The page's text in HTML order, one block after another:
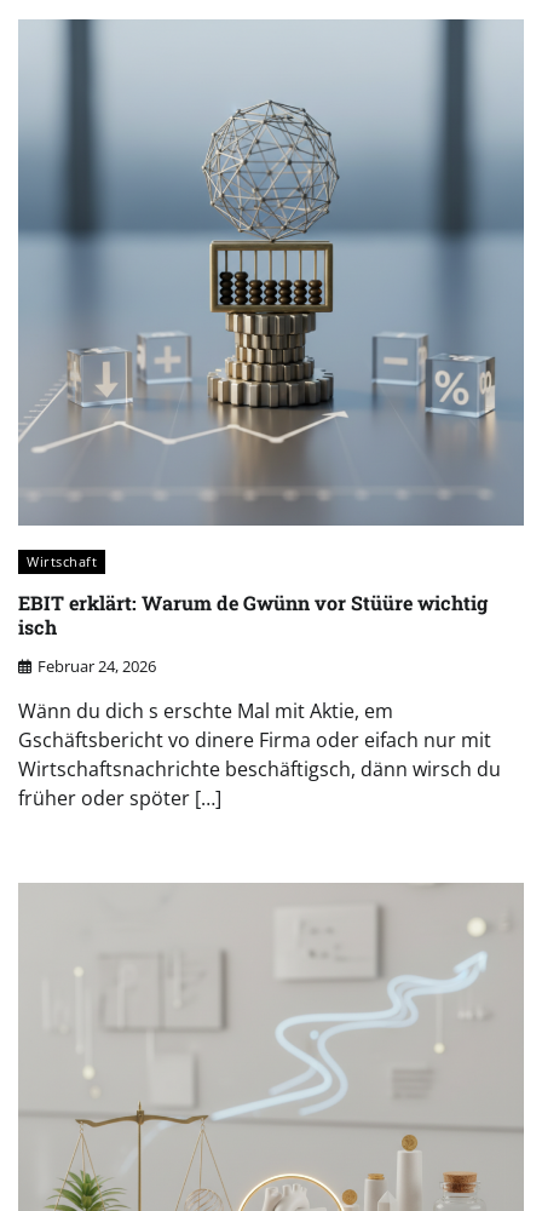
Wirtschaft
EBIT erklärt: Warum de Gwünn vor Stüüre wichtig
isch
Februar 24, 2026
Wänn du dich s erschte Mal mit Aktie, em
Gschäftsbericht vo dinere Firma oder eifach nur mit
Wirtschaftsnachrichte beschäftigsch, dänn wirsch du
früher oder spöter […]